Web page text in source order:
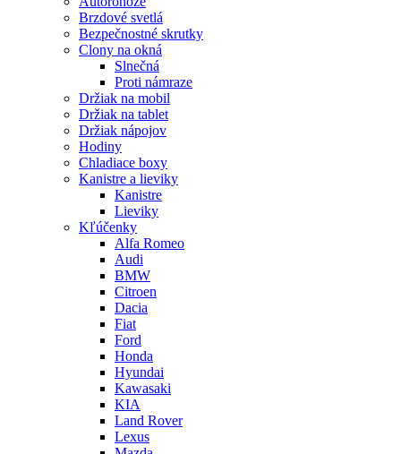
Brzdové svetlá
Bezpečnostné skrutky
Clony na okná
Slnečná
Proti námraze
Držiak na mobil
Držiak na tablet
Držiak nápojov
Hodiny
Chladiace boxy
Kanistre a lieviky
Kanistre
Lieviky
Kľúčenky
Alfa Romeo
Audi
BMW
Citroen
Dacia
Fiat
Ford
Honda
Hyundai
Kawasaki
KIA
Land Rover
Lexus